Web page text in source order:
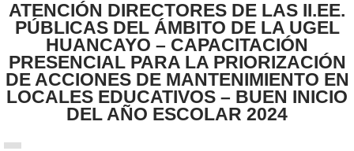
ATENCIÓN DIRECTORES DE LAS II.EE.
PÚBLICAS DEL ÁMBITO DE LA UGEL
HUANCAYO – CAPACITACIÓN
PRESENCIAL PARA LA PRIORIZACIÓN
DE ACCIONES DE MANTENIMIENTO EN
LOCALES EDUCATIVOS – BUEN INICIO
DEL AÑO ESCOLAR 2024